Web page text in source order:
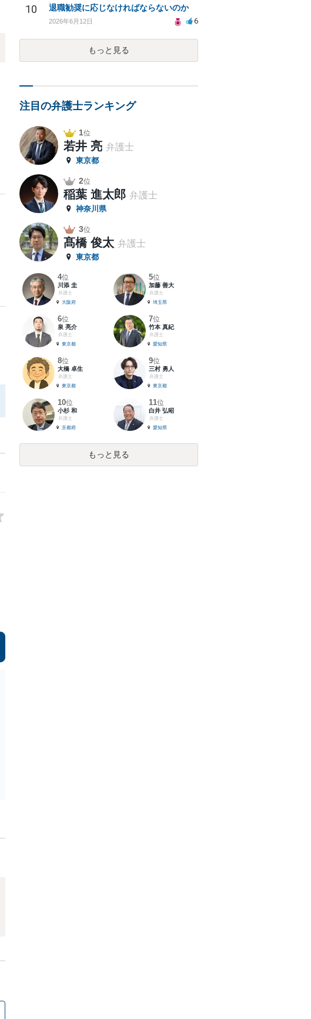
10 退職勧奨に応じなければならないのか
2026年6月12日 6
もっと見る
注目の弁護士ランキング
1位
若井 亮 弁護士
東京都
2位
稲葉 進太郎 弁護士
神奈川県
3位
髙橋 俊太 弁護士
東京都
4位
川添 圭
弁護士
大阪府
5位
加藤 善大
弁護士
埼玉県
6位
泉 亮介
弁護士
東京都
7位
竹本 真紀
弁護士
愛知県
8位
大橋 卓生
弁護士
東京都
9位
三村 勇人
弁護士
東京都
10位
小杉 和
弁護士
京都府
11位
白井 弘昭
弁護士
愛知県
もっと見る